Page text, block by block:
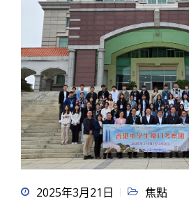
2025年3月21日 焦點